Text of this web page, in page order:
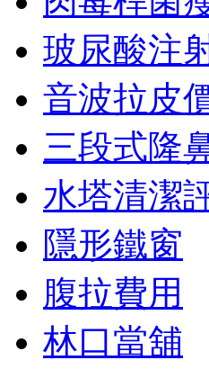
玻尿酸注
音波拉皮
三段式隆
水塔清潔
隱形鐵窗
腹拉費用
林口當舖